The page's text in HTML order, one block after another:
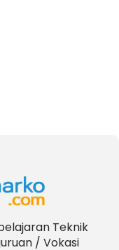
Teknik
/ Vokasi